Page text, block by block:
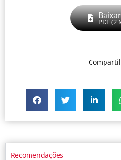
Baixar
PDF (2
Recomendações